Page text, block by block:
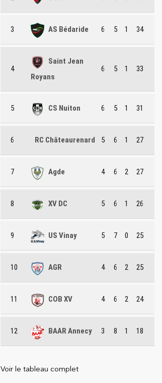
3 AS Bédaride 6 5 1 34
4
Saint Jean
Royans
6 5 1 33
5 CS Nuiton 6 5 1 31
6 RC Châteaurenard 5 6 1 27
7 Agde 4 6 2 27
8 XV DC 5 6 1 26
9 US Vinay 5 7 0 25
10 AGR 4 6 2 25
11 COB XV 4 6 2 24
12 BAAR Annecy 3 8 1 18
Voir le tableau complet